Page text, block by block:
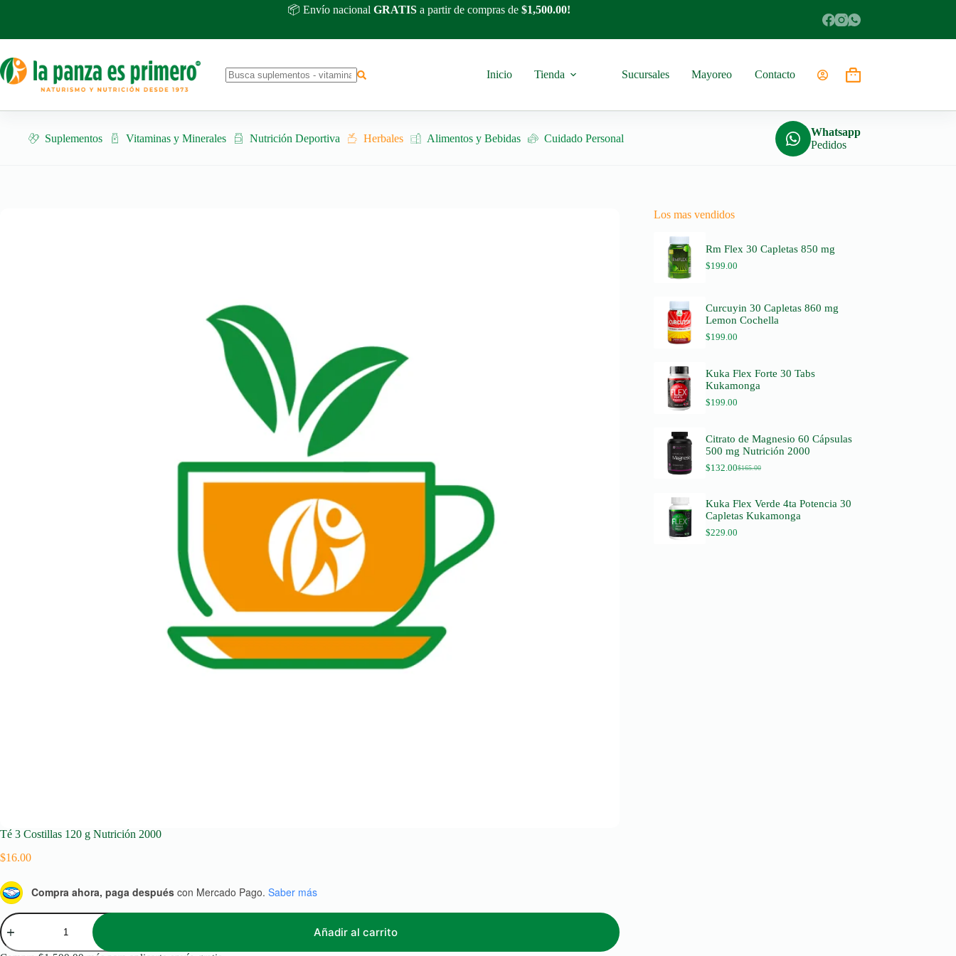
📦 Envío nacional GRATISa partir de compras de $1,500.00!
Inicio Tienda Sucursales Mayoreo Contacto
Shopping
Suplementos Vitaminas y Minerales Nutrición Deportiva Herbales Alimentos y Bebidas Cuidado Personal
Whatsapp
Pedidos
Té 3 Costillas 120 g Nutrición 2000
$16.00
Compra ahora, paga después con Mercado Pago. Saber más
Té
3
Costillas
120
Añadir al carrito
Los mas vendidos
Rm Flex 30 Capletas 850 mg
$199.00
Curcuyin 30 Capletas 860 mg
Lemon Cochella
$199.00
Kuka Flex Forte 30 Tabs
Kukamonga
$199.00
Citrato de Magnesio 60 Cápsulas
500 mg Nutrición 2000
$165.00
O
g
i
n
$132.00
C
r
e
n
Kuka Flex Verde 4ta Potencia 30
Capletas Kukamonga
$229.00